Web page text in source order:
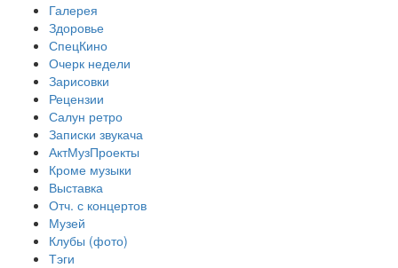
Галерея
Здоровье
СпецКино
Очерк недели
Зарисовки
Рецензии
Салун ретро
Записки звукача
АктМузПроекты
Кроме музыки
Выставка
Отч. с концертов
Музей
Клубы (фото)
Тэги